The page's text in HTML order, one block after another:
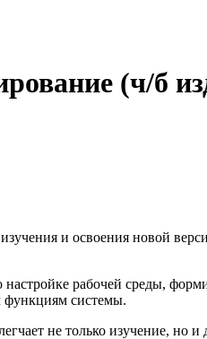
(ч/б
и освоения новой
рабочей среды,
функциям системы.
не только изучение, но